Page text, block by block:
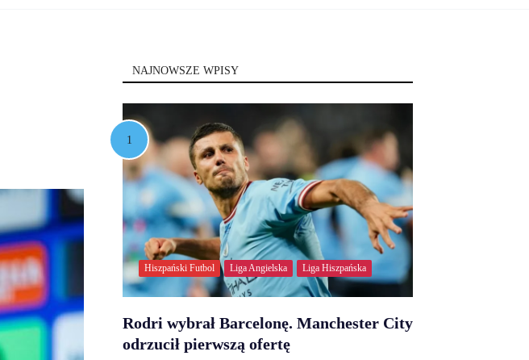
NAJNOWSZE WPISY
Hiszpański Futbol Liga Angielska Liga Hiszpańska
Rodri wybrał Barcelonę. Manchester City
odrzucił pierwszą ofertę